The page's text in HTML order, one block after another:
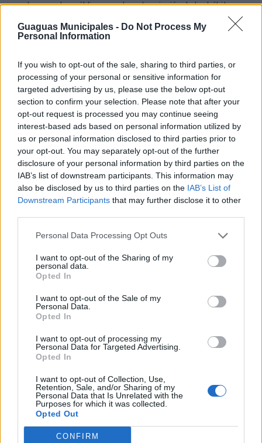
Guaguas Municipales - Do Not Process My
Personal Information
If you wish to opt-out of the sale, sharing to third parties, or
processing of your personal or sensitive information for
targeted advertising by us, please use the below opt-out
section to confirm your selection. Please note that after your
opt-out request is processed you may continue seeing
interest-based ads based on personal information utilized by
us or personal information disclosed to third parties prior to
your opt-out. You may separately opt-out of the further
disclosure of your personal information by third parties on the
IAB’s list of downstream participants. This information may
also be disclosed by us to third parties on the IAB’s List of
Downstream Participants that may further disclose it to other
Personal Data Processing Opt Outs
I want to opt-out of the Sharing of my
personal data.
Opted In
I want to opt-out of the Sale of my
Personal Data.
Opted In
I want to opt-out of processing my
Personal Data for Targeted Advertising.
Opted In
I want to opt-out of Collection, Use,
Retention, Sale, and/or Sharing of my
Personal Data that Is Unrelated with the
Purposes for which it was collected.
Opted Out
CONFIRM
transportes públicos con la potenciación de los hábitos
Los organizadores del Día Internacional de la Juventud
latina, kayak, pádel surf, bodyboard, surf, fútbol playa,
buceo en apnea, voley playa y gymkhana, entre otras
actividades, que se llevarán a cabo en las playas de Las
Canteras, junto al Auditorio Alfredo Kraus, y en las
Alcaravaneras. Además, el evento cuenta con talleres
de bailes urbanos y acciones informativas de los
servicios que presta la consejería de Educación y
Juventud del Cabildo Insular.
El plazo de inscripción para participar en el Día
Internacional de la Juventud finalizó el pasado viernes
y, según los organizadores del evento, se han cubierto
todas las plazas previstas. En esta ocasión, 250
jóvenes de la capital grancanaria podrán moverse por la
validado en la canceladora del conductor.
Guaguas Municipales activa un
dispositivo especial de transporte
con cuatro vehículos exclusivos
desde Puerto y Teatro hacia el
Estadio para el partido entre UD Las
Palmas y CD Tenerife
11/08/2015
de agosto, la línea especial ‘Fútbol’ con conexiones